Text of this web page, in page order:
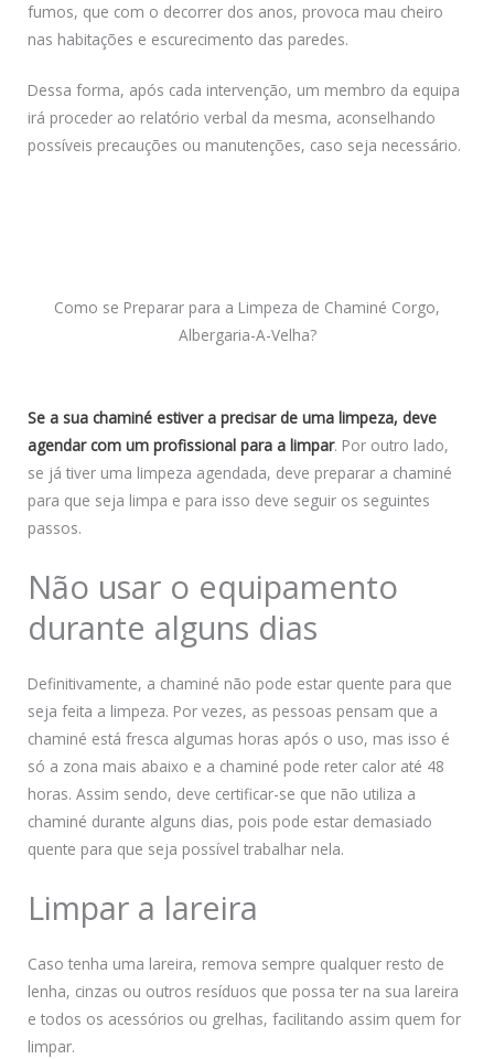
fumos, que com o decorrer dos anos, provoca mau cheiro
nas habitações e escurecimento das paredes.
Dessa forma, após cada intervenção, um membro da equipa
irá proceder ao relatório verbal da mesma, aconselhando
possíveis precauções ou manutenções, caso seja necessário.
Como se Preparar para a Limpeza de Chaminé Corgo,
Albergaria-A-Velha?
Se a sua chaminé estiver a precisar de uma limpeza, deve
agendar com um profissional para a limpar. Por outro lado,
se já tiver uma limpeza agendada, deve preparar a chaminé
para que seja limpa e para isso deve seguir os seguintes
passos.
Não usar o equipamento
durante alguns dias
Definitivamente, a chaminé não pode estar quente para que
seja feita a limpeza. Por vezes, as pessoas pensam que a
chaminé está fresca algumas horas após o uso, mas isso é
só a zona mais abaixo e a chaminé pode reter calor até 48
horas. Assim sendo, deve certificar-se que não utiliza a
chaminé durante alguns dias, pois pode estar demasiado
quente para que seja possível trabalhar nela.
Limpar a lareira
Caso tenha uma lareira, remova sempre qualquer resto de
lenha, cinzas ou outros resíduos que possa ter na sua lareira
e todos os acessórios ou grelhas, facilitando assim quem for
limpar.